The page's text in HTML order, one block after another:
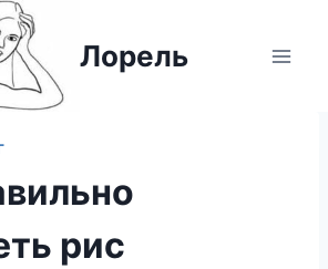
Лорель
рис